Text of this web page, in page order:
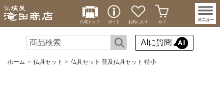
仏壇トップ ガイド お気に入り カゴ
AIに質問
ホーム 仏具セット 仏具セット 普及仏具セット 特小